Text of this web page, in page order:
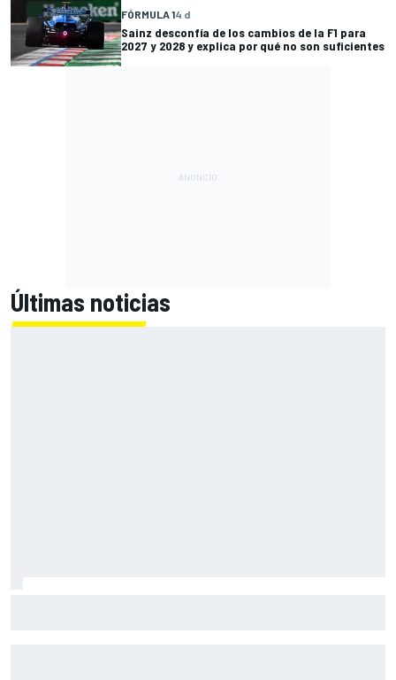
FÓRMULA 14 d
Sainz desconfía de los cambios de la F1 para
2027 y 2028 y explica por qué no son suficientes
Últimas noticias